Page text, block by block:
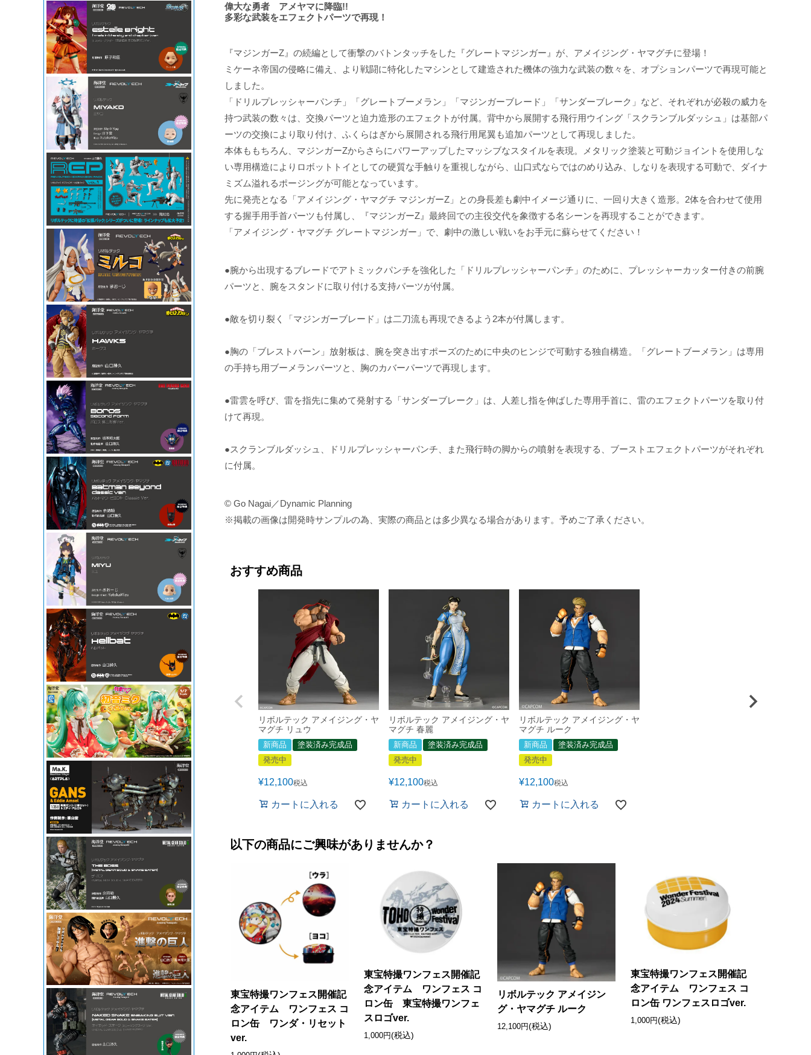
偉大な勇者 アメヤマに降臨!!
多彩な武装をエフェクトパーツで再現！
『マジンガーZ』の続編として衝撃のバトンタッチをした『グレートマジンガー』が、アメイジング・ヤマグチに登場！
ミケーネ帝国の侵略に備え、より戦闘に特化したマシンとして建造された機体の強力な武装の数々を、オプションパーツで再現可能と
しました。
「ドリルプレッシャーパンチ」「グレートブーメラン」「マジンガーブレード」「サンダーブレーク」など、それぞれが必殺の威力を
持つ武装の数々は、交換パーツと迫力造形のエフェクトが付属。背中から展開する飛行用ウイング「スクランブルダッシュ」は基部パ
ーツの交換により取り付け、ふくらはぎから展開される飛行用尾翼も追加パーツとして再現しました。
本体ももちろん、マジンガーZからさらにパワーアップしたマッシブなスタイルを表現。メタリック塗装と可動ジョイントを使用しな
い専用構造によりロボットトイとしての硬質な手触りを重視しながら、山口式ならではのめり込み、しなりを表現する可動で、ダイナ
ミズム溢れるポージングが可能となっています。
先に発売となる「アメイジング・ヤマグチ マジンガーZ」との身長差も劇中イメージ通りに、一回り大きく造形。2体を合わせて使用
する握手用手首パーツも付属し、『マジンガーZ』最終回での主役交代を象徴する名シーンを再現することができます。
「アメイジング・ヤマグチ グレートマジンガー」で、劇中の激しい戦いをお手元に蘇らせてください！
●腕から出現するブレードでアトミックパンチを強化した「ドリルプレッシャーパンチ」のために、プレッシャーカッター付きの前腕
パーツと、腕をスタンドに取り付ける支持パーツが付属。
●敵を切り裂く「マジンガーブレード」は二刀流も再現できるよう2本が付属します。
●胸の「ブレストバーン」放射板は、腕を突き出すポーズのために中央のヒンジで可動する独自構造。「グレートブーメラン」は専用
の手持ち用ブーメランパーツと、胸のカバーパーツで再現します。
●雷雲を呼び、雷を指先に集めて発射する「サンダーブレーク」は、人差し指を伸ばした専用手首に、雷のエフェクトパーツを取り付
けて再現。
●スクランブルダッシュ、ドリルプレッシャーパンチ、また飛行時の脚からの噴射を表現する、ブーストエフェクトパーツがそれぞれ
に付属。
© Go Nagai／Dynamic Planning
※掲載の画像は開発時サンプルの為、実際の商品とは多少異なる場合があります。予めご了承ください。
おすすめ商品
リボルテック アメイジング・ヤ
マグチ リュウ
新商品
塗装済み完成品
発売中
¥12,100税込
カートに入れる
リボルテック アメイジング・ヤ
マグチ 春麗
新商品
塗装済み完成品
発売中
¥12,100税込
カートに入れる
リボルテック アメイジング・ヤ
マグチ ルーク
新商品
塗装済み完成品
発売中
¥12,100税込
カートに入れる
以下の商品にご興味がありませんか？
東宝特撮ワンフェス開催記
念アイテム ワンフェス コ
ロン缶 ワンダ・リセット
ver.
東宝特撮ワンフェス開催記
念アイテム ワンフェス コ
ロン缶 東宝特撮ワンフェ
スロゴver.
1,000円(税込)
リボルテック アメイジン
グ・ヤマグチ ルーク
12,100円(税込)
東宝特撮ワンフェス開催記
念アイテム ワンフェス コ
ロン缶 ワンフェスロゴver.
1,000円(税込)